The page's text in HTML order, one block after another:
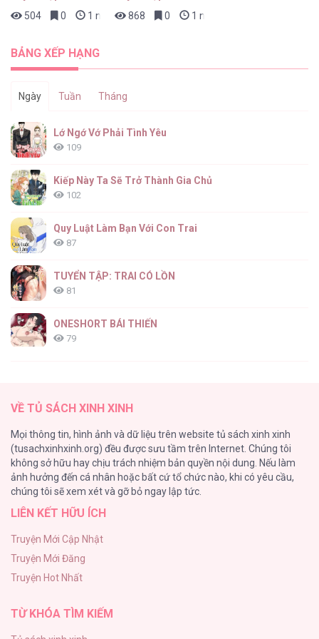
504
0 1 ngày trước
868
0 1 ngày trước
BẢNG XẾP HẠNG
Ngày Tuần Tháng
Lớ Ngớ Vớ Phải Tình Yêu
109
Kiếp Này Ta Sẽ Trở Thành Gia Chủ
102
Quy Luật Làm Bạn Với Con Trai
87
TUYỂN TẬP: TRAI CÓ LỒN
81
ONESHORT BÁI THIẾN
79
72
Hầu Nữ Bị Nguyền Rủa Trong Lâu Đài Của Công Tước
68
CẨN THẬN TRĂNG TRÒN THÁNG 3 ĐẤY
Tuyển Tập Manhwa Ngắn Bạo Dăm
49
VỀ TỦ SÁCH XINH XINH
Mọi thông tin, hình ảnh và dữ liệu trên website tủ sách xinh xinh
(tusachxinhxinh.org) đều được sưu tầm trên Internet. Chúng tôi
không sở hữu hay chịu trách nhiệm bản quyền nội dung. Nếu làm
ảnh hưởng đến cá nhân hoặc bất cứ tổ chức nào, khi có yêu cầu,
chúng tôi sẽ xem xét và gỡ bỏ ngay lập tức.
LIÊN KẾT HỮU ÍCH
Truyện Mới Cập Nhật
Truyện Mới Đăng
Truyện Hot Nhất
TỪ KHÓA TÌM KIẾM